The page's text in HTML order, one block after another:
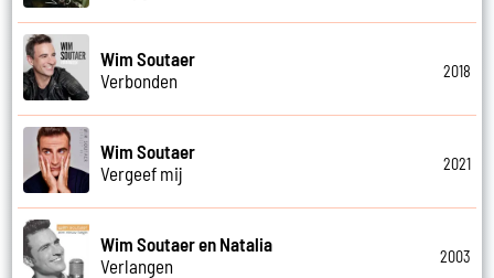
Wim Soutaer
Verbonden
2018
Wim Soutaer
Vergeef mij
2021
Wim Soutaer en Natalia
Verlangen
2003